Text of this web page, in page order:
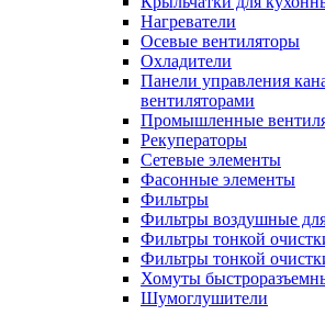
Нагреватели
Осевые вентиляторы
Охладители
Панели управления
вентиляторами
Промышленные
Рекуператоры
Сетевые элементы
Фасонные элементы
Фильтры
Фильтры воздушные
Фильтры тонкой
Фильтры тонкой
Хомуты
Шумоглушители